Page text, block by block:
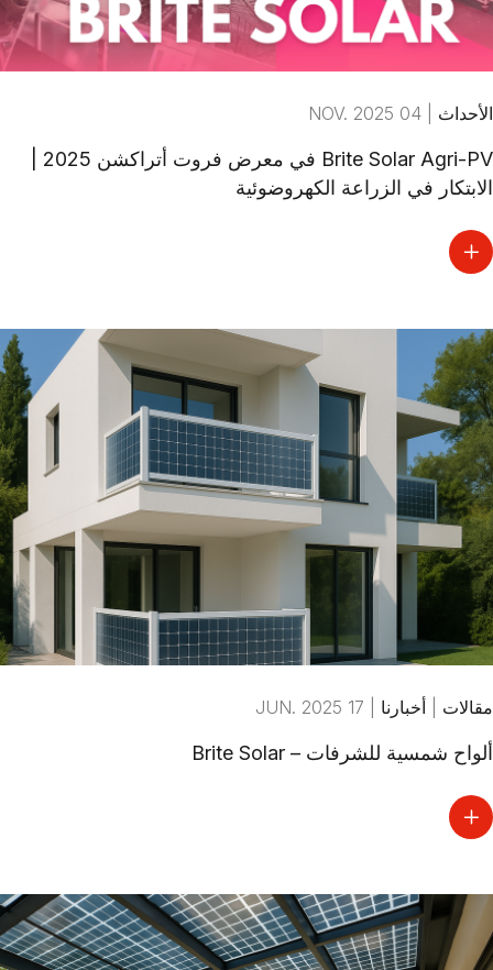
الأحداث 04 NOV. 2025
الابتكار في الزراعة الكهروضوئية
مقالات أخبارنا 17 JUN. 2025
ألواح شمسية للشرفات – Brite Solar